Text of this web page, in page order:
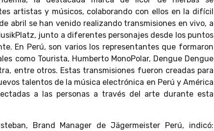
artistas y músicos, colaborando con ellos en la difícil
abril se han venido realizando transmisiones en vivo, a
junto a diferentes personajes desde los puntos
En Perú, son varios los representantes que formaron
como Tourista, Humberto MonoPolar, Dengue Dengue
entre otros. Estas transmisiones fueron creadas para
talentos de la música electrónica en Perú y América
a las personas a través del arte durante esta
Brand Manager de Jägermeister Perú, indicó: